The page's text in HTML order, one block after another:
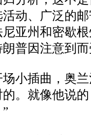
动、广泛的
亚州和密歇
普因注意到
小插曲，奥
。就像他说
”